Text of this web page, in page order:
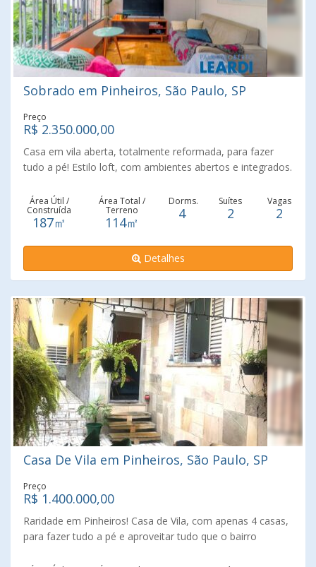
Sobrado em Pinheiros, São Paulo, SP
Preço
R$ 2.350.000,00
Casa em vila aberta, totalmente reformada, para fazer
tudo a pé! Estilo loft, com ambientes abertos e integrados.
com rede para relaxar. parte superior, 4 dormitórios,
sendo 2 suítes. Cozinha aberta para a sala, com bancada
de ponta a ponta, com armários na parte inferior. Posui 2
vagas de garagem.
Área Útil /
Construída
187㎡
Área Total /
Terreno
114㎡
Dorms.
4
Suítes
2
Vagas
2
Detalhes
Casa De Vila em Pinheiros, São Paulo, SP
Preço
R$ 1.400.000,00
Raridade em Pinheiros! Casa de Vila, com apenas 4 casas,
para fazer tudo a pé e aproveitar tudo que o bairro